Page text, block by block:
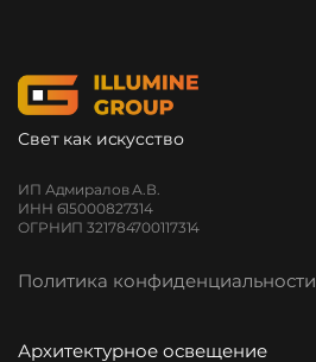
Свет как искусство
ИП Адмиралов А.В.
ИНН 615000827314
ОГРНИП 321784700117314
Политика конфиденциальности
Архитектурное освещение